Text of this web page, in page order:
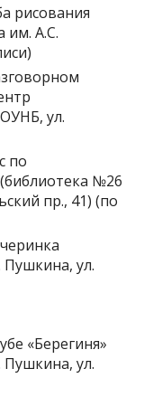
рисования
им. А.С.
ул.
по
№26
пр., 41) (по
Пушкина, ул.
«Берегиня»
Пушкина, ул.